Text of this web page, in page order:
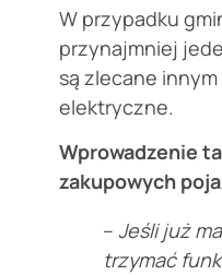
W przypadku
przynajmniej
są zlecane
elektryczne.
Wprowadzenie
zakupowych
– Jeśli już
trzymać